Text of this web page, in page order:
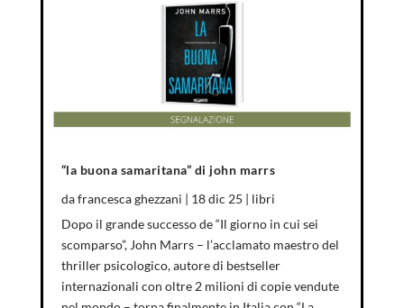
“la buona samaritana” di john marrs
dafrancesca ghezzani | 18 dic 25 | libri
Dopo il grande successo de “Il giorno in cui sei
scomparso”, John Marrs – l’acclamato maestro del
thriller psicologico, autore di bestseller
internazionali con oltre 2 milioni di copie vendute